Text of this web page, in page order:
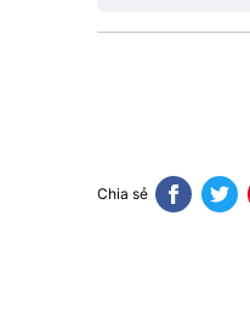
Chia sẻ